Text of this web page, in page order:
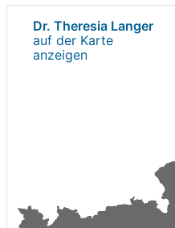
Dr. Theresia Langer
auf der Karte
anzeigen